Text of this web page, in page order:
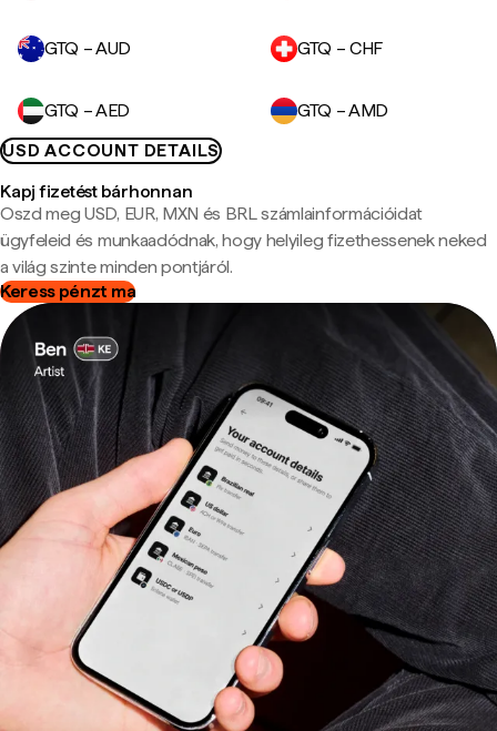
GTQ – AUD GTQ – CHF
GTQ – AED
GTQ – AMD
USD ACCOUNT DETAILS
Kapj fizetést bárhonnan
Oszd meg USD, EUR, MXN és BRL számlainformációidat
ügyfeleid és munkaadódnak, hogy helyileg fizethessenek neked
a világ szinte minden pontjáról.
Keress pénzt ma